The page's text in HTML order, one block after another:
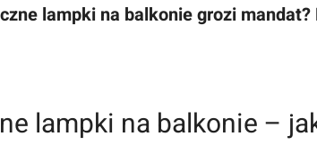
lampki na balkonie grozi
lampki na balkonie –